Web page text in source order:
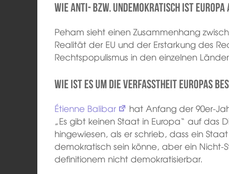
Wie anti- bzw. undemokratisch ist
Peham sieht einen Zusammenhang
Realität der EU und der Erstarkung des
Rechtspopulismus in den einzelnen
Wie ist es um die Verfasstheit Europas
Étienne Balibar
hat Anfang der 90er-
„Es gibt keinen Staat in Europa“ auf das
hingewiesen, als er schrieb, dass ein
demokratisch sein könne, aber ein Nicht-
definitionem nicht demokratisierbar.